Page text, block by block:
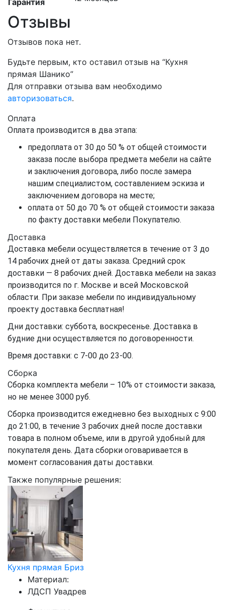
Гарантия
Отзывы
Отзывов пока нет.
Будьте первым, кто оставил отзыв на “Кухня
прямая Шанико”
Для отправки отзыва вам необходимо
авторизоваться.
Оплата
Оплата производится в два этапа:
предоплата от 30 до 50 % от общей стоимости
заказа после выбора предмета мебели на сайте
и заключения договора, либо после замера
нашим специалистом, составлением эскиза и
заключением договора на месте;
оплата от 50 до 70 % от общей стоимости заказа
по факту доставки мебели Покупателю.
Доставка
Доставка мебели осуществляется в течение от 3 до
14 рабочих дней от даты заказа. Средний срок
доставки — 8 рабочих дней. Доставка мебели на заказ
производится по г. Москве и всей Московской
области. При заказе мебели по индивидуальному
проекту доставка бесплатная!
Дни доставки: суббота, воскресенье. Доставка в
будние дни осуществляется по договоренности.
Время доставки: с 7-00 до 23-00.
Сборка
Сборка комплекта мебели – 10% от стоимости заказа,
но не менее 3000 руб.
Сборка производится ежедневно без выходных с 9:00
до 21:00, в течение 3 рабочих дней после доставки
товара в полном объеме, или в другой удобный для
покупателя день. Дата сборки оговаривается в
момент согласования даты доставки.
Также популярные решения:
Кухня прямая Бриз
Материал:
ЛДСП Увадрев